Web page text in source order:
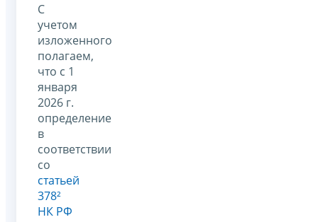
С
учетом
изложенного
полагаем,
что с 1
января
2026 г.
определение
в
соответствии
со
статьей
378²
НК РФ